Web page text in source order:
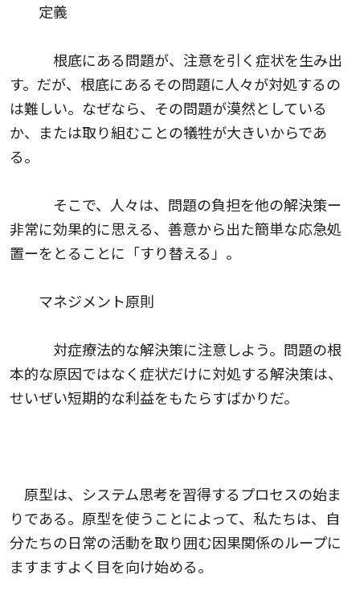
定義
根底にある問題が、注意を引く症状を生み出
す。だが、根底にあるその問題に人々が対処するの
は難しい。なぜなら、その問題が漠然としている
か、または取り組むことの犠牲が大きいからであ
る。
そこで、人々は、問題の負担を他の解決策ー
非常に効果的に思える、善意から出た簡単な応急処
置ーをとることに「すり替える」。
マネジメント原則
対症療法的な解決策に注意しよう。問題の根
本的な原因ではなく症状だけに対処する解決策は、
せいぜい短期的な利益をもたらすばかりだ。
原型は、システム思考を習得するプロセスの始ま
りである。原型を使うことによって、私たちは、自
分たちの日常の活動を取り囲む因果関係のループに
ますますよく目を向け始める。